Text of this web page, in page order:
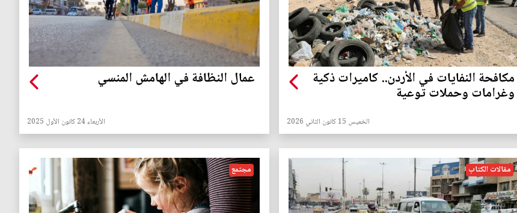
مكافحة النفايات في الأردن.. كاميرات ذكية
وغرامات وحملات توعية
الخميس 15 كانون الثاني 2026
عمال النظافة في الهامش المنسي
الأربعاء 24 كانون الأول 2025
مقالات الكتاب مجتمع